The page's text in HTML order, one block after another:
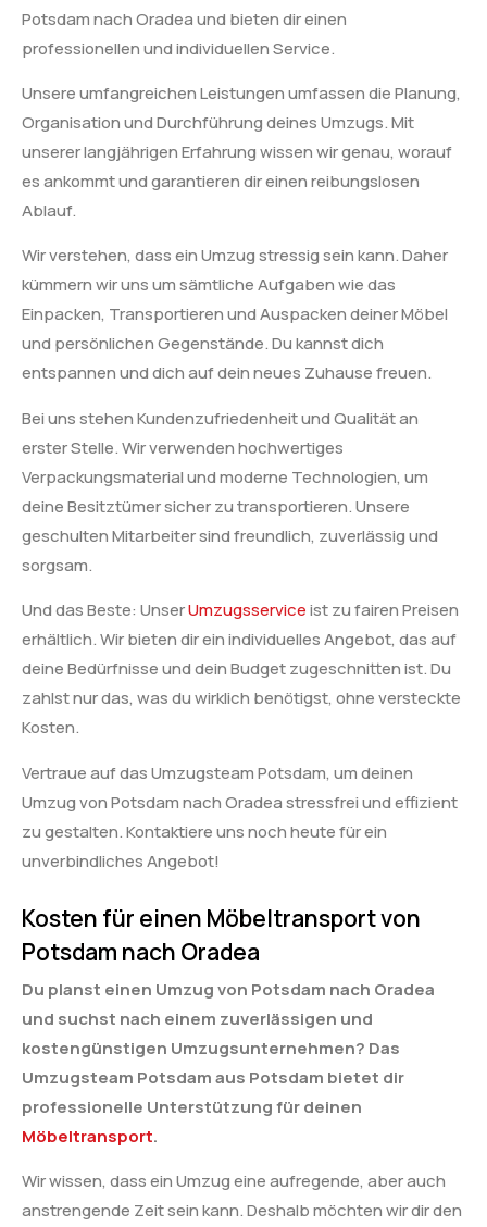
Potsdam nach Oradea und bieten dir einen
professionellen und individuellen Service.
Unsere umfangreichen Leistungen umfassen die Planung,
Organisation und Durchführung deines Umzugs. Mit
unserer langjährigen Erfahrung wissen wir genau, worauf
es ankommt und garantieren dir einen reibungslosen
Ablauf.
Wir verstehen, dass ein Umzug stressig sein kann. Daher
kümmern wir uns um sämtliche Aufgaben wie das
Einpacken, Transportieren und Auspacken deiner Möbel
und persönlichen Gegenstände. Du kannst dich
entspannen und dich auf dein neues Zuhause freuen.
Bei uns stehen Kundenzufriedenheit und Qualität an
erster Stelle. Wir verwenden hochwertiges
Verpackungsmaterial und moderne Technologien, um
deine Besitztümer sicher zu transportieren. Unsere
geschulten Mitarbeiter sind freundlich, zuverlässig und
sorgsam.
Und das Beste: UnserUmzugsserviceist zu fairen Preisen
erhältlich. Wir bieten dir ein individuelles Angebot, das auf
deine Bedürfnisse und dein Budget zugeschnitten ist. Du
zahlst nur das, was du wirklich benötigst, ohne versteckte
Kosten.
Vertraue auf das Umzugsteam Potsdam, um deinen
Umzug von Potsdam nach Oradea stressfrei und effizient
zu gestalten. Kontaktiere uns noch heute für ein
unverbindliches Angebot!
Kosten für einen Möbeltransport von
Potsdam nach Oradea
Du planst einen Umzug von Potsdam nach Oradea
und suchst nach einem zuverlässigen und
kostengünstigen Umzugsunternehmen? Das
Umzugsteam Potsdam aus Potsdam bietet dir
professionelle Unterstützung für deinen
Möbeltransport.
Wir wissen, dass ein Umzug eine aufregende, aber auch
anstrengende Zeit sein kann. Deshalb möchten wir dir den